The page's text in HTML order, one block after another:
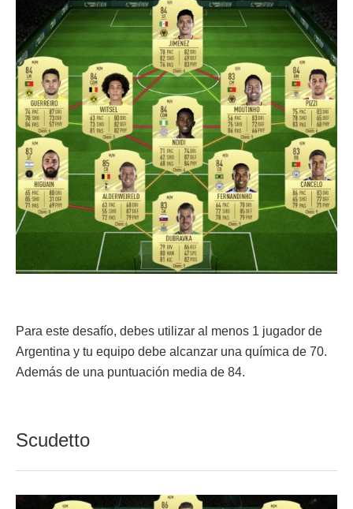
Para este desafío, debes utilizar al menos 1 jugador de
Argentina y tu equipo debe alcanzar una química de 70.
Además de una puntuación media de 84.
Scudetto